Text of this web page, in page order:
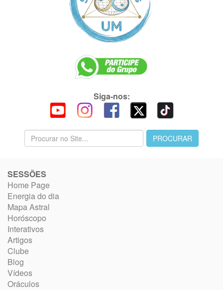
Siga-nos:
SESSÕES
Home Page
Energia do dia
Mapa Astral
Horóscopo
Interativos
Artigos
Clube
Blog
Vídeos
Oráculos